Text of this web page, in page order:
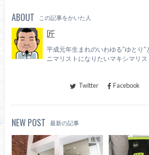
ABOUT この記事をかいた人
匠
平成元年生まれのいわゆる”ゆとり”
ニマリストになりたいマキシマリス
Twitter Facebook
NEW POST 最新の記事
住宅